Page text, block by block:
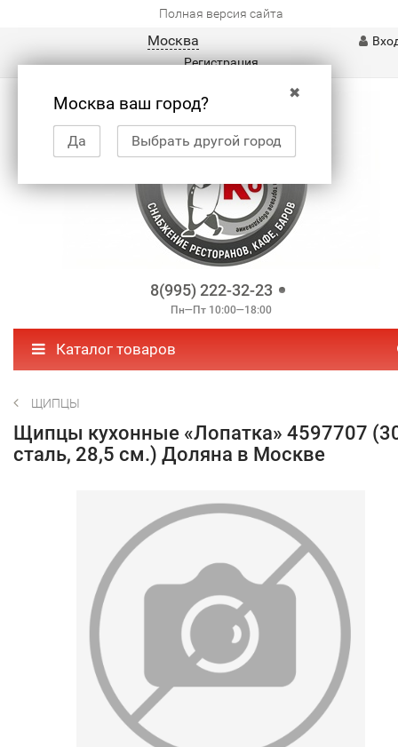
Полная версия сайта
Москва
✖
Москва ваш город?
Да Выбрать другой город
Регистрация
8(995) 222-32-23
Пн—Пт 10:00—18:00
Каталог товаров
ЩИПЦЫ
Щипцы кухонные «Лопатка» 4597707
сталь, 28,5 см.) Доляна в Москве